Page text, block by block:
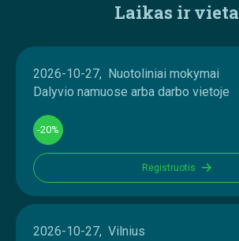
Laikas ir vieta
2026-10-27, Nuotoliniai mokymai
Dalyvio namuose arba darbo vietoje
-20%
Registruotis
2026-10-27, Vilnius